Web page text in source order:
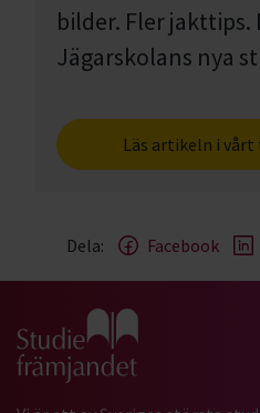
bilder. Fler jakttips.
Jägarskolans nya
Läs artikeln i
Dela: Facebook
Gå till studiefrämjandets